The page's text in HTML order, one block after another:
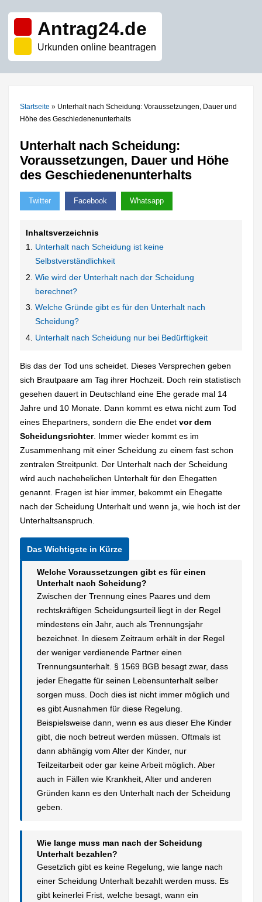
Antrag24.de
Urkunden online beantragen
Startseite » Unterhalt nach Scheidung: Voraussetzungen, Dauer und
Höhe des Geschiedenenunterhalts
Unterhalt nach Scheidung:
Voraussetzungen, Dauer und Höhe
des Geschiedenenunterhalts
Twitter Facebook Whatsapp
Inhaltsverzeichnis
Unterhalt nach Scheidung ist keine
Selbstverständlichkeit
Wie wird der Unterhalt nach der Scheidung
berechnet?
Welche Gründe gibt es für den Unterhalt nach
Scheidung?
Unterhalt nach Scheidung nur bei Bedürftigkeit
Bis das der Tod uns scheidet. Dieses Versprechen geben
sich Brautpaare am Tag ihrer Hochzeit. Doch rein statistisch
gesehen dauert in Deutschland eine Ehe gerade mal 14
Jahre und 10 Monate. Dann kommt es etwa nicht zum Tod
eines Ehepartners, sondern die Ehe endetvor dem
Scheidungsrichter. Immer wieder kommt es im
Zusammenhang mit einer Scheidung zu einem fast schon
zentralen Streitpunkt. Der Unterhalt nach der Scheidung
wird auch nachehelichen Unterhalt für den Ehegatten
genannt. Fragen ist hier immer, bekommt ein Ehegatte
nach der Scheidung Unterhalt und wenn ja, wie hoch ist der
Unterhaltsanspruch.
Welche Voraussetzungen gibt es für einen
Unterhalt nach Scheidung?
Zwischen der Trennung eines Paares und dem
rechtskräftigen Scheidungsurteil liegt in der Regel
mindestens ein Jahr, auch als Trennungsjahr
bezeichnet. In diesem Zeitraum erhält in der Regel
der weniger verdienende Partner einen
Trennungsunterhalt. § 1569 BGB besagt zwar, dass
jeder Ehegatte für seinen Lebensunterhalt selber
sorgen muss. Doch dies ist nicht immer möglich und
es gibt Ausnahmen für diese Regelung.
Beispielsweise dann, wenn es aus dieser Ehe Kinder
gibt, die noch betreut werden müssen. Oftmals ist
dann abhängig vom Alter der Kinder, nur
Teilzeitarbeit oder gar keine Arbeit möglich. Aber
auch in Fällen wie Krankheit, Alter und anderen
Gründen kann es den Unterhalt nach der Scheidung
geben.
Wie lange muss man nach der Scheidung
Unterhalt bezahlen?
Gesetzlich gibt es keine Regelung, wie lange nach
einer Scheidung Unterhalt bezahlt werden muss. Es
gibt keinerlei Frist, welche besagt, wann ein